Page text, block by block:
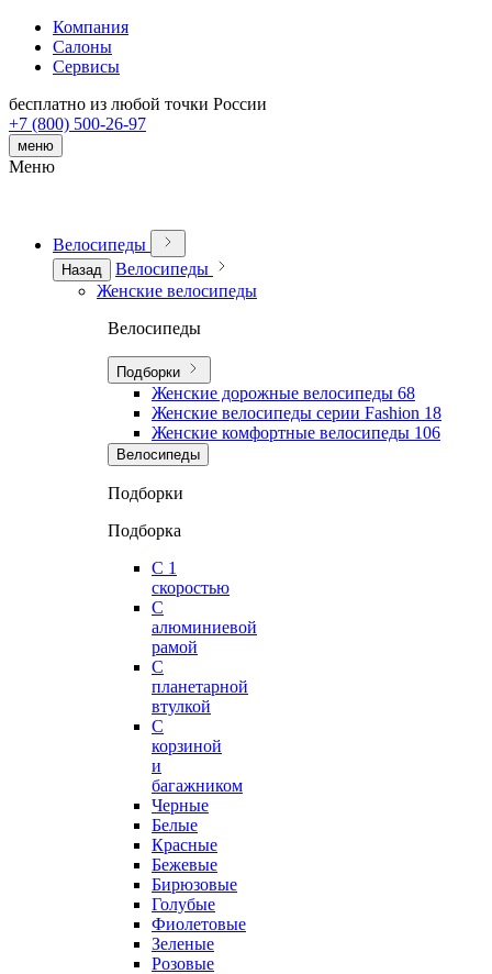
Компания
Салоны
Сервисы
бесплатно из любой точки России
+7 (800) 500-26-97
меню
Меню
Велосипеды
Назад
Велосипеды
Женские велосипеды
Велосипеды
Подборки
Женские дорожные велосипеды 68
Женские велосипеды серии Fashion 18
Женские комфортные велосипеды 106
Велосипеды
Подборки
Подборка
С 1
скоростью
С
алюминиевой
рамой
С
планетарной
втулкой
С
корзиной
и
багажником
Черные
Белые
Красные
Бежевые
Бирюзовые
Голубые
Фиолетовые
Зеленые
Розовые